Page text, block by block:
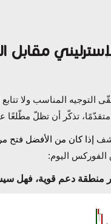
مقابل
التوجيه المناسب ولا
متقدّمًا، تذكّر أن تظلّ مطّلعًا
إذاكان من الأفضل فتح
اليوم:
منطقة دعم قوية، فهل